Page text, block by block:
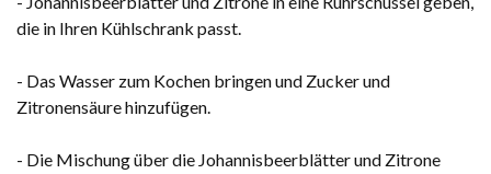
die in Ihren Kühlschrank passt.
- Das Wasser zum Kochen bringen und Zucker und
Zitronensäure hinzufügen.
- Die Mischung über die Johannisbeerblätter und Zitrone